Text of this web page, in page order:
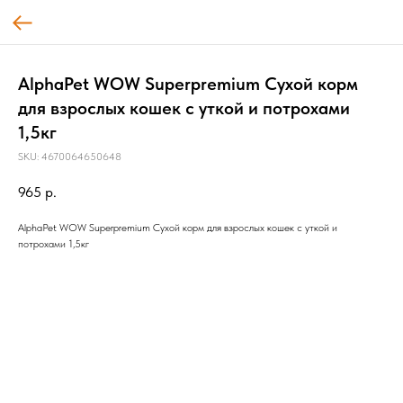
AlphaPet WOW Superpremium Сухой корм
для взрослых кошек c уткой и потрохами
1,5кг
SKU: 4670064650648
965 р.
AlphaPet WOW Superpremium Сухой корм для взрослых кошек c уткой и
потрохами 1,5кг